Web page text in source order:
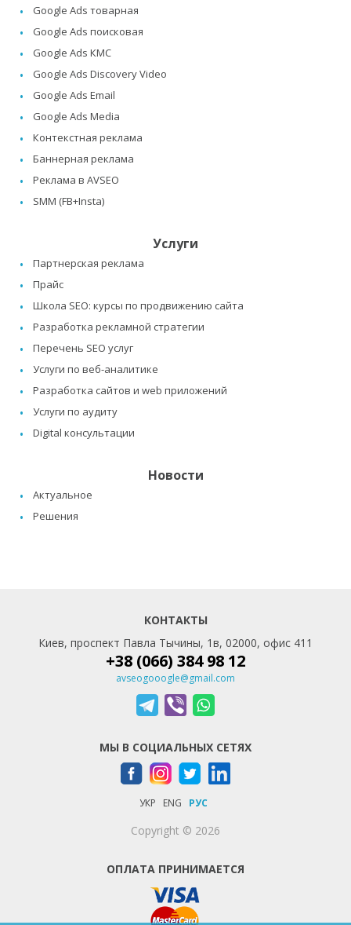
Google Ads товарная
Google Ads поисковая
Google Ads КМС
Google Ads Discovery Video
Google Ads Email
Google Ads Media
Контекстная реклама
Баннерная реклама
Реклама в AVSEO
SMM (FB+Insta)
Услуги
Партнерская реклама
Прайс
Школа SEO: курсы по продвижению сайта
Разработка рекламной стратегии
Перечень SEO услуг
Услуги по веб-аналитике
Разработка сайтов и web приложений
Услуги по аудиту
Digital консультации
Новости
Актуальное
Решения
КОНТАКТЫ
Киев, проспект Павла Тычины, 1в, 02000, офис 411
+38 (066) 384 98 12
avseogooogle@gmail.com
МЫ В СОЦИАЛЬНЫХ СЕТЯХ
УКР ENG РУС
Copyright © 2026
ОПЛАТА ПРИНИМАЕТСЯ